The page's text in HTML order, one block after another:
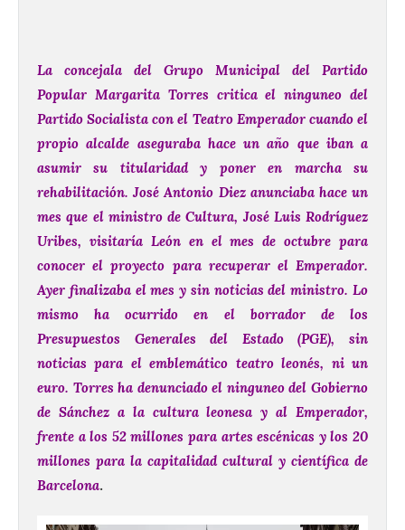
La concejala del Grupo Municipal del Partido
Popular Margarita Torres critica el ninguneo del
Partido Socialista con el Teatro Emperador cuando el
propio alcalde aseguraba hace un año que iban a
asumir su titularidad y poner en marcha su
rehabilitación. José Antonio Diez anunciaba hace un
mes que el ministro de Cultura, José Luis Rodríguez
Uribes, visitaría León en el mes de octubre para
conocer el proyecto para recuperar el Emperador.
Ayer finalizaba el mes y sin noticias del ministro. Lo
mismo ha ocurrido en el borrador de los
Presupuestos Generales del Estado (PGE), sin
noticias para el emblemático teatro leonés, ni un
euro. Torres ha denunciado el ninguneo del Gobierno
de Sánchez a la cultura leonesa y al Emperador,
frente a los 52 millones para artes escénicas y los 20
millones para la capitalidad cultural y científica de
Barcelona.